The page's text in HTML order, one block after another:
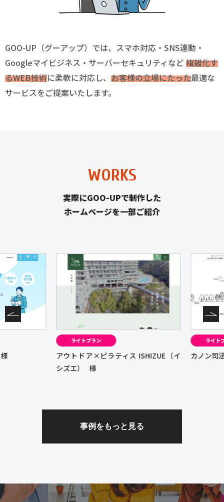
GOO-UP（グーアップ）では、スマホ対応・SNS連動・
Googleマイビジネス・サーバーセキュリティなど 複雑化す
るWEB技術に柔軟に対応し、 お客様の立場にたった最適な
サービスをご提案いたします。
WORKS
実際にGOO-UPで制作した
ホームページを一部ご紹介
ライトプラン
アウトドア×ピラティス ISHIZUE（イ
シズエ）
様
ライトプ
カノン司
事例をもっと見る